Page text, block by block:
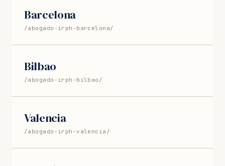
Barcelona
/abogado-irph-barcelona/
Bilbao
/abogado-irph-bilbao/
Valencia
/abogado-irph-valencia/